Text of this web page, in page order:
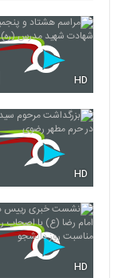
HD
HD
HD